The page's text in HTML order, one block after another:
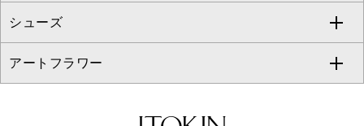
タンクトップ・キャミソール
スウェット・ジャージー
その他のパンツ
その他のスカート
セットアップジャケット
セットアップパンツ
ダッフルコート
チェスターコート
ストール・マフラー・スヌード
ベルト・サスペンダー
ネックレス
ピアス・イヤリング
すべてのバッグ
トートバッグ
シューズ
すべてのシューズ
アートフラワー